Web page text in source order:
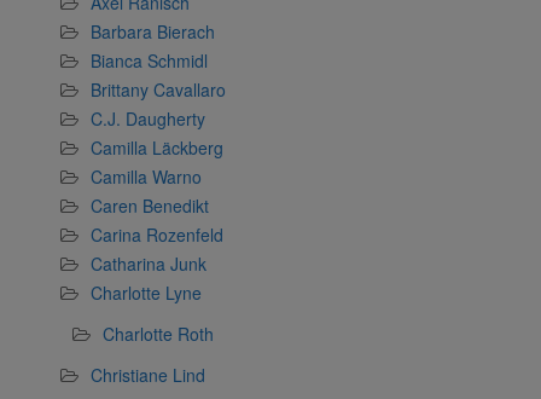
Barbara Bierach
Bianca Schmidl
Brittany Cavallaro
C.J. Daugherty
Camilla Läckberg
Camilla Warno
Caren Benedikt
Carina Rozenfeld
Catharina Junk
Charlotte Lyne
Charlotte Roth
Christiane Lind